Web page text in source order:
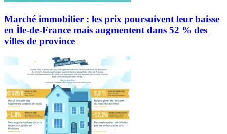
Marché immobilier : les prix poursuivent leur baisse
en Île-de-France mais augmentent dans 52 % des
villes de province